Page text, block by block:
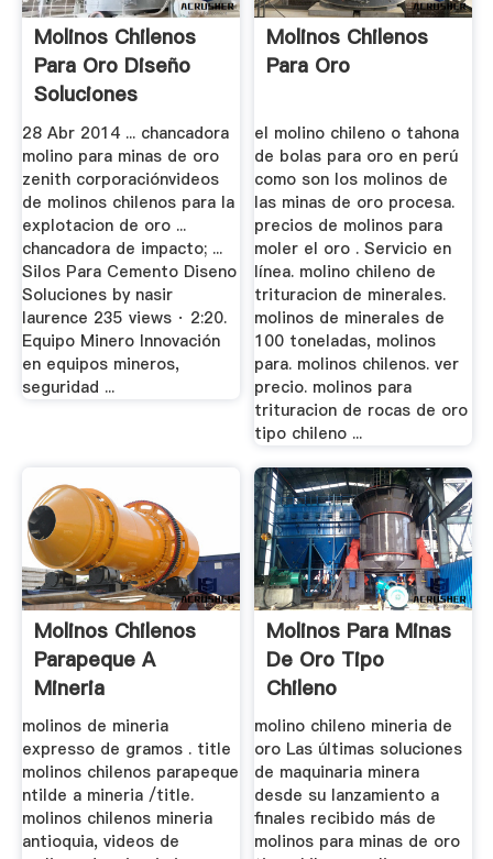
Molinos Chilenos
Para Oro Diseño
Soluciones
28 Abr 2014 ... chancadora
molino para minas de oro
zenith corporaciónvideos
de molinos chilenos para la
explotacion de oro ...
chancadora de impacto; ...
Silos Para Cemento Diseno
Soluciones by nasir
laurence 235 views · 2:20.
Equipo Minero Innovación
en equipos mineros,
seguridad ...
Molinos Chilenos
Para Oro
el molino chileno o tahona
de bolas para oro en perú
como son los molinos de
las minas de oro procesa.
precios de molinos para
moler el oro . Servicio en
línea. molino chileno de
trituracion de minerales.
molinos de minerales de
100 toneladas, molinos
para. molinos chilenos. ver
precio. molinos para
trituracion de rocas de oro
tipo chileno ...
Molinos Chilenos
Parapeque A
Mineria
molinos de mineria
expresso de gramos . title
molinos chilenos parapeque
ntilde a mineria /title.
molinos chilenos mineria
antioquia, videos de
Molinos Para Minas
De Oro Tipo
Chileno
Diseño,Soluciones
molino chileno mineria de
oro Las últimas soluciones
de maquinaria minera
desde su lanzamiento a
finales recibido más de
molinos para minas de oro